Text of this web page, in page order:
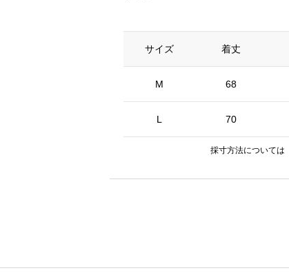
サイズ
M
L
着丈
68
70
採寸方法については